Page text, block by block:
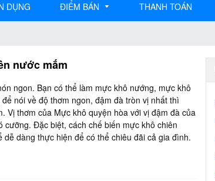
DỤNG ĐIỂM BÁN THANH TOÁN
nước mắm
ngon. Bạn có thể làm mực khô nướng, mực khô
nói về độ thơm ngon, đậm đà tròn vị nhất thì
Vị thơm của Mực khô quyện hòa với vị đậm đà của
cưỡng. Đặc biệt, cách chế biến mực khô chiên
dàng thực hiện để có thể chiêu đãi cả gia đình.